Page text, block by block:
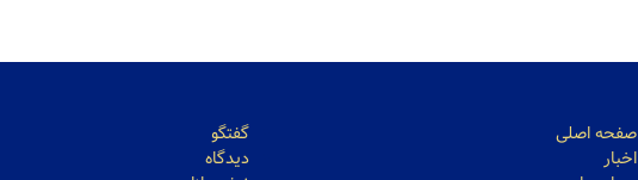
صفحه اصلی
اخبار
گفتگو
دیدگاه